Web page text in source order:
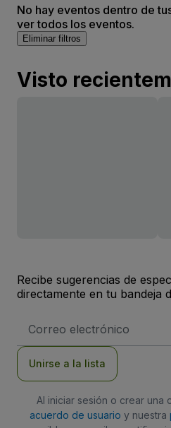
No hay eventos dentro de
ver todos los eventos.
Eliminar filtros
Visto
Recibe sugerencias de
directamente en tu bandeja
de
Unirse a la lista
Al iniciar sesión o crear una
acuerdo de usuario y nuestra